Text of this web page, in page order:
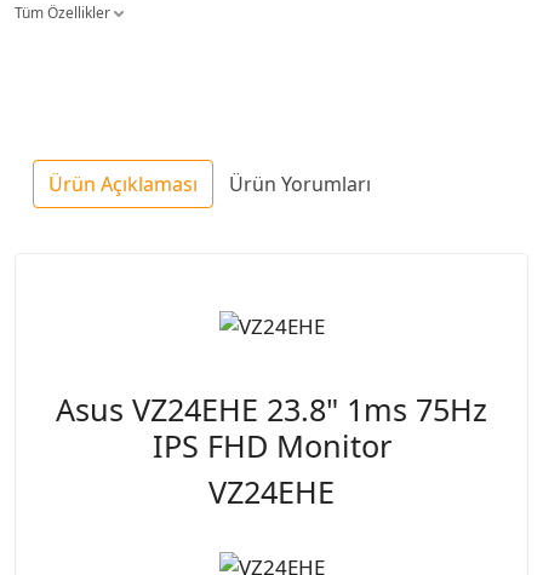
Tüm Özellikler
Ürün Açıklaması Ürün Yorumları
Asus VZ24EHE 23.8" 1ms 75Hz
IPS FHD Monitor
VZ24EHE